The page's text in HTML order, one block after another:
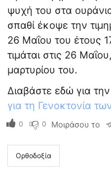
ψυχή του στα
σπαθί έκοψε την
26 Μαΐου του έτους
τιμάται στις 26
μαρτυρίου του.
Διαβάστε εδώ για την
για τη Γενοκτονία
0 0 Μοιράσου το
Ορθοδοξία